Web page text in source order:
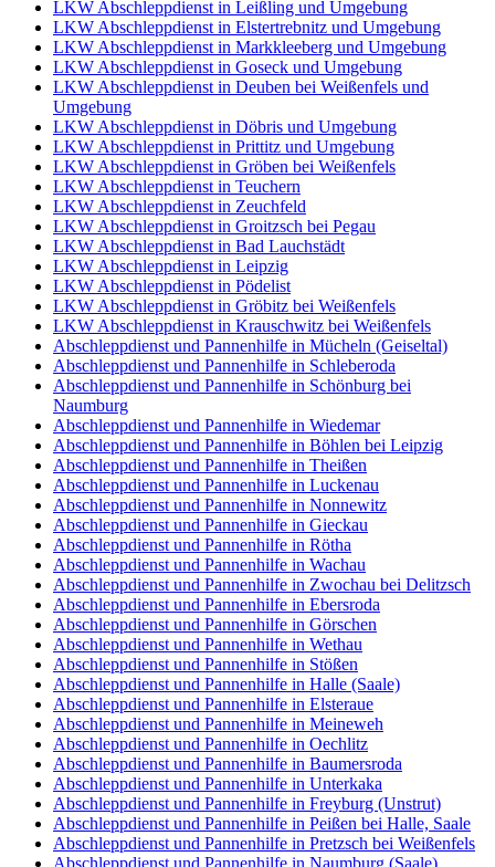
LKW Abschleppdienst in Leißling und Umgebung
LKW Abschleppdienst in Elstertrebnitz und Umgebung
LKW Abschleppdienst in Markkleeberg und Umgebung
LKW Abschleppdienst in Goseck und Umgebung
LKW Abschleppdienst in Deuben bei Weißenfels und
Umgebung
LKW Abschleppdienst in Döbris und Umgebung
LKW Abschleppdienst in Prittitz und Umgebung
LKW Abschleppdienst in Gröben bei Weißenfels
LKW Abschleppdienst in Teuchern
LKW Abschleppdienst in Zeuchfeld
LKW Abschleppdienst in Groitzsch bei Pegau
LKW Abschleppdienst in Bad Lauchstädt
LKW Abschleppdienst in Leipzig
LKW Abschleppdienst in Pödelist
LKW Abschleppdienst in Gröbitz bei Weißenfels
LKW Abschleppdienst in Krauschwitz bei Weißenfels
Abschleppdienst und Pannenhilfe in Mücheln (Geiseltal)
Abschleppdienst und Pannenhilfe in Schleberoda
Abschleppdienst und Pannenhilfe in Schönburg bei
Naumburg
Abschleppdienst und Pannenhilfe in Wiedemar
Abschleppdienst und Pannenhilfe in Böhlen bei Leipzig
Abschleppdienst und Pannenhilfe in Theißen
Abschleppdienst und Pannenhilfe in Luckenau
Abschleppdienst und Pannenhilfe in Nonnewitz
Abschleppdienst und Pannenhilfe in Gieckau
Abschleppdienst und Pannenhilfe in Rötha
Abschleppdienst und Pannenhilfe in Wachau
Abschleppdienst und Pannenhilfe in Zwochau bei Delitzsch
Abschleppdienst und Pannenhilfe in Ebersroda
Abschleppdienst und Pannenhilfe in Görschen
Abschleppdienst und Pannenhilfe in Wethau
Abschleppdienst und Pannenhilfe in Stößen
Abschleppdienst und Pannenhilfe in Halle (Saale)
Abschleppdienst und Pannenhilfe in Elsteraue
Abschleppdienst und Pannenhilfe in Meineweh
Abschleppdienst und Pannenhilfe in Oechlitz
Abschleppdienst und Pannenhilfe in Baumersroda
Abschleppdienst und Pannenhilfe in Unterkaka
Abschleppdienst und Pannenhilfe in Freyburg (Unstrut)
Abschleppdienst und Pannenhilfe in Peißen bei Halle, Saale
Abschleppdienst und Pannenhilfe in Pretzsch bei Weißenfels
Abschleppdienst und Pannenhilfe in Naumburg (Saale)